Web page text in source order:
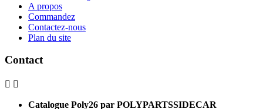
A propos
Commandez
Contactez-nous
Plan du site
Contact
 
Catalogue Poly26 par POLYPARTSSIDECAR